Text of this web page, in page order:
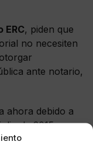
ERC, piden que
no necesiten
ante notario,
ahora debido a
de 2015